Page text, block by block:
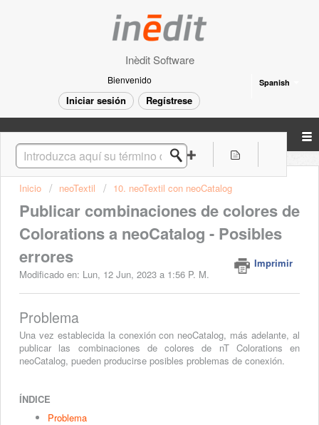
Inèdit Software
Spanish
Bienvenido
Iniciar sesión Regístrese
Inicio neoTextil 10. neoTextil con neoCatalog
Publicar combinaciones de colores de
Colorations a neoCatalog - Posibles
errores
Imprimir
Modificado en: Lun, 12 Jun, 2023 a 1:56 P. M.
Problema
Una vez establecida la conexión con neoCatalog, más adelante, al
publicar las combinaciones de colores de nT Colorations en
neoCatalog, pueden producirse posibles problemas de conexión.
ÍNDICE
Problema